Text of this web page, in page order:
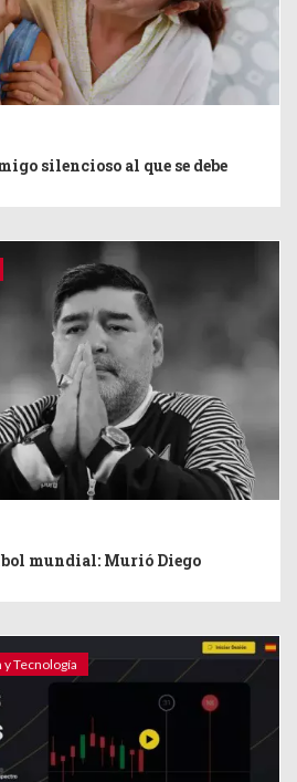
silencioso al que se debe
mundial: Murió Diego
Tecnología